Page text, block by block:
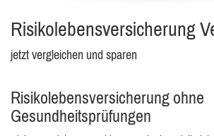
Risikolebensversicherung
jetzt vergleichen und sparen
Risikolebensversicherung ohne
Gesundheitsprüfungen